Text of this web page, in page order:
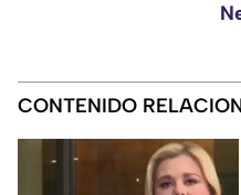
CONTENIDO